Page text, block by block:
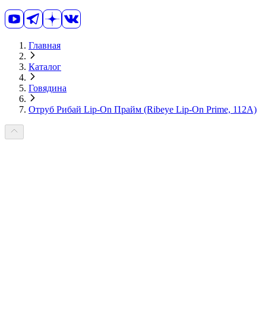
Главная
Каталог
Говядина
Отруб Рибай Lip-On Прайм (Ribeye Lip-On Prime, 112А)